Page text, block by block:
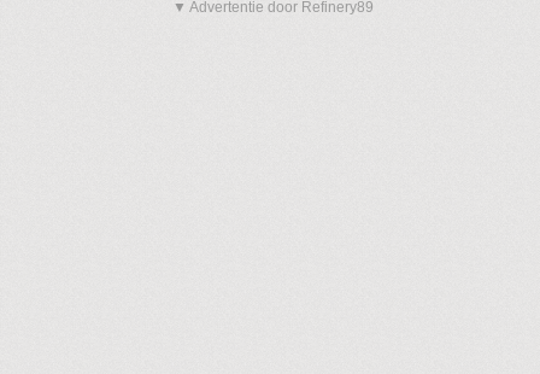
▼ Advertentie door Refinery89